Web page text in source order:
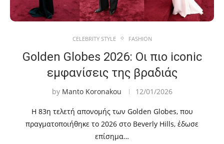
CELEBRITY STYLE FASHION
Golden Globes 2026: Οι πιο iconic
εμφανίσεις της βραδιάς
by Manto Koronakou 12/01/2026
Η 83η τελετή απονομής των Golden Globes, που
πραγματοποιήθηκε το 2026 στο Beverly Hills, έδωσε
επίσημα…